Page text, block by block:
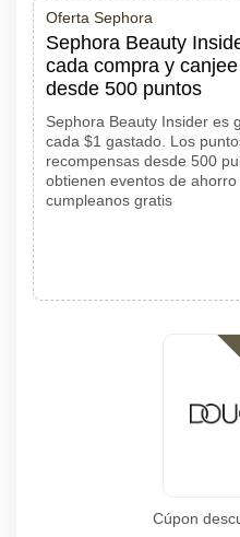
Oferta Sephora
Sephora Beauty
cada compra y
desde 500 puntos
Sephora Beauty Insider es
cada $1 gastado. Los
recompensas desde 500
obtienen eventos de
cumpleanos gratis
Cúpon